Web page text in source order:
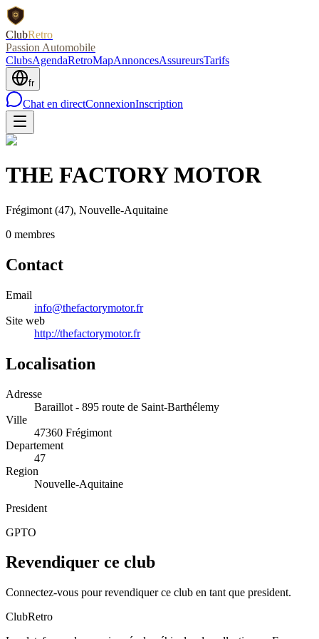
ClubRetro
Passion Automobile
ClubsAgendaRetroMapAnnoncesAssureursTarifs
fr
Chat en directConnexionInscription
THE FACTORY MOTOR
Frégimont (47), Nouvelle-Aquitaine
0 membres
Contact
Email
info@thefactorymotor.fr
Site web
http://thefactorymotor.fr
Localisation
Adresse
Baraillot - 895 route de Saint-Barthélemy
Ville
47360 Frégimont
Departement
47
Region
Nouvelle-Aquitaine
President
GPTO
Revendiquer ce club
Connectez-vous pour revendiquer ce club en tant que president.
ClubRetro